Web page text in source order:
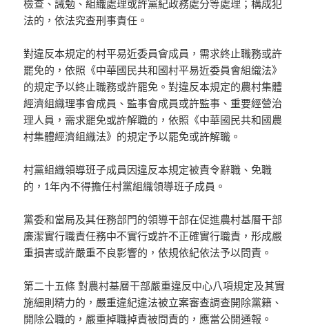
檢查、誡勉、組織處理或許黨紀政務處分等處理；構成犯
法的，依法究查刑事責任。
對違反本規定的村平易近委員會成員，需求終止職務或許
罷免的，依照《中華國民共和國村平易近委員會組織法》
的規定予以終止職務或許罷免。對違反本規定的農村集體
經濟組織理事會成員、監事會成員或許監事、重要經營治
理人員，需求罷免或許解職的，依照《中華國民共和國農
村集體經濟組織法》的規定予以罷免或許解職。
村黨組織領導班子成員因違反本規定被責令辭職、免職
的，1年內不得擔任村黨組織領導班子成員。
黨委和當局及其任務部門的領導干部在促進農村基層干部
廉潔實行職責任務中不實行或許不正確實行職責，形成嚴
重損害或許嚴重不良影響的，依規依紀依法予以問責。
第二十五條 對農村基層干部嚴重違反中心八項規定及其實
施細則精力的，嚴重違紀違法被立案審查調查開除黨籍、
開除公職的，嚴重掉職掉責被問責的，應當公開通報。